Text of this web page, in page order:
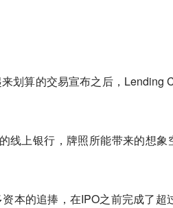
划算的交易宣布之后，Lending
线上银行，牌照所能带来的想象
本的追捧，在IPO之前完成了超